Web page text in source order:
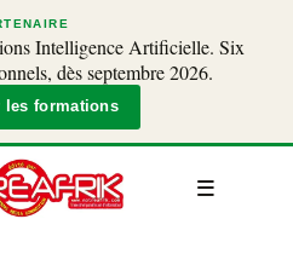
Intelligence Artificielle. Six
dès septembre 2026.
les formations